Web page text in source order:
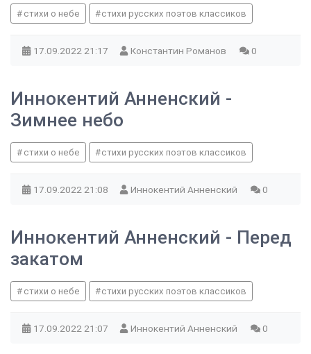
стихи о небе стихи русских поэтов классиков
17.09.2022 21:17 Константин Романов 0
Иннокентий Анненский -
Зимнее небо
стихи о небе стихи русских поэтов классиков
17.09.2022 21:08 Иннокентий Анненский 0
Иннокентий Анненский - Перед
закатом
стихи о небе стихи русских поэтов классиков
17.09.2022 21:07 Иннокентий Анненский 0